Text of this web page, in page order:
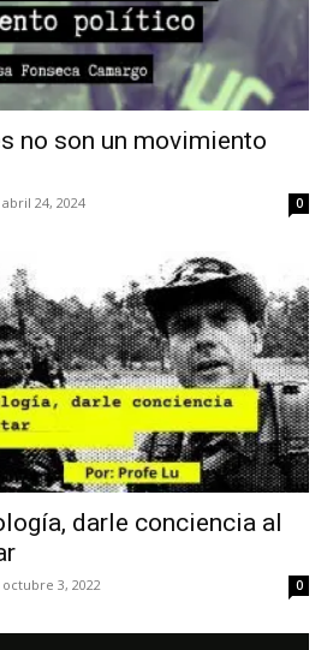
no son un movimiento
abril 24, 2024 0
darle conciencia al
octubre 3, 2022 0